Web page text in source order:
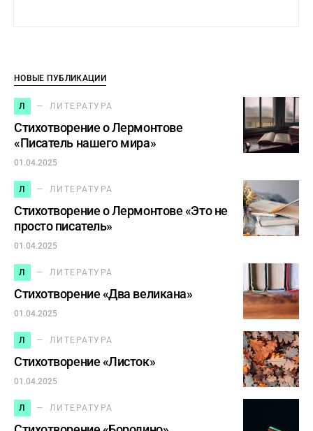
НОВЫЕ ПУБЛИКАЦИИ
Л ЛИТЕРАТУРА
Стихотворение о Лермонтове
«Писатель нашего мира»
01.04.2025
Л ЛИТЕРАТУРА
Стихотворение о Лермонтове «Это не
просто писатель»
01.04.2025
Л ЛИТЕРАТУРА
Стихотворение «Два великана»
01.04.2025
Л ЛИТЕРАТУРА
Стихотворение «Листок»
01.04.2025
Л ЛИТЕРАТУРА